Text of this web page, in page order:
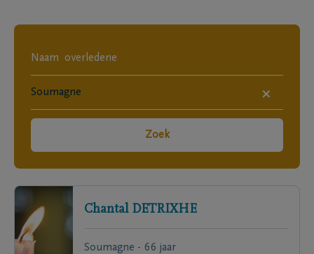
×
Zoek
Chantal DETRIXHE
Soumagne - 66 jaar